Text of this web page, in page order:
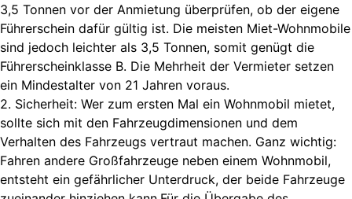
3,5 Tonnen vor der Anmietung überprüfen, ob der eigene
Führerschein dafür gültig ist. Die meisten Miet-Wohnmobile
sind jedoch leichter als 3,5 Tonnen, somit genügt die
Führerscheinklasse B. Die Mehrheit der Vermieter setzen
ein Mindestalter von 21 Jahren voraus.
2. Sicherheit: Wer zum ersten Mal ein Wohnmobil mietet,
sollte sich mit den Fahrzeugdimensionen und dem
Verhalten des Fahrzeugs vertraut machen. Ganz wichtig:
Fahren andere Großfahrzeuge neben einem Wohnmobil,
entsteht ein gefährlicher Unterdruck, der beide Fahrzeuge